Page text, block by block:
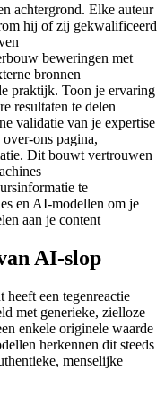
achtergrond. Elke auteur
hij of zij gekwalificeerd
beweringen met
bronnen
praktijk. Toon je ervaring
resultaten te delen
validatie van je expertise
ons pagina,
Dit bouwt vertrouwen
te
en AI-modellen om je
aan je content
AI-slop
heeft een tegenreactie
met generieke, zielloze
enkele originele waarde
herkennen dit steeds
menselijke